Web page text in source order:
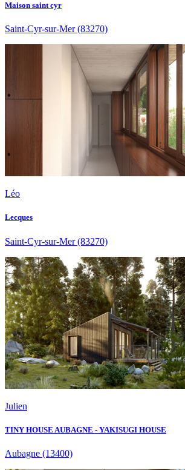
Maison saint cyr
Saint-Cyr-sur-Mer(83270)
Léo
Lecques
Saint-Cyr-sur-Mer(83270)
Julien
TINY HOUSE AUBAGNE - YAKISUGI HOUSE
Aubagne (13400)